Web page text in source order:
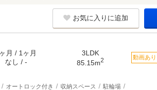
お気に入りに追加
月 / 1ヶ月
なし / -
3LDK
85.15m2 動画あり
オートロック付き 収納スペース 駐輪場